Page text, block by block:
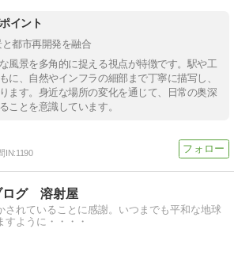
イント
と都市再開発を融合
風景を多角的に捉える視点が特徴です。駅や工
に、自然やインフラの細部まで丁寧に描写し、
ます。身近な場所の変化を通じて、日常の奥深
ことを意識しています。
IN:1190
ログ 溶射屋
されていることに感謝。いつまでも平和な地球
すように・・・・